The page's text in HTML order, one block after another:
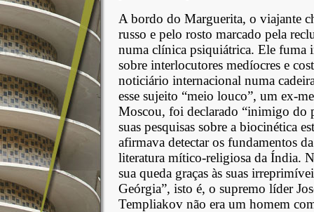
A bordo do Marguerita, o viajante
russo e pelo rosto marcado pela
numa clínica psiquiátrica. Ele fuma
sobre interlocutores medíocres e
noticiário internacional numa
esse sujeito “meio louco”, um ex-
Moscou, foi declarado “inimigo do
suas pesquisas sobre a biocinética
afirmava detectar os fundamentos
literatura mítico-religiosa da Índia.
sua queda graças às suas
Geórgia”, isto é, o supremo líder
Templiakov não era um homem